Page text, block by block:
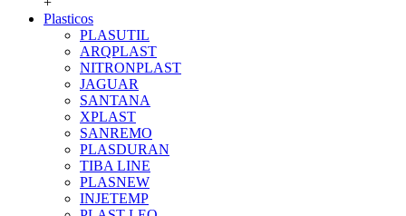
Plasticos
PLASUTIL
ARQPLAST
NITRONPLAST
JAGUAR
SANTANA
XPLAST
SANREMO
PLASDURAN
TIBA LINE
PLASNEW
INJETEMP